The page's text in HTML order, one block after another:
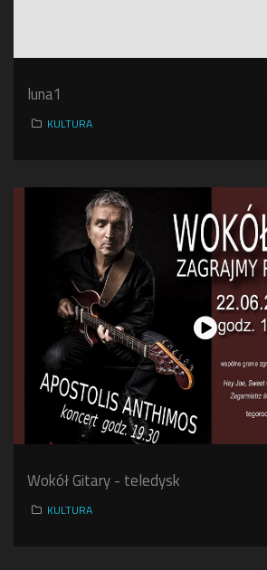
luna1
KULTURA
Wokół Gitary - teledysk
KULTURA